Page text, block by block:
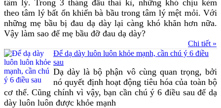
tâm lý. Trong 3 tháng đầu thai kì, những khó chịu kèm
theo tâm lý bất ổn khiến bà bầu trong tâm lý mệt mỏi. Với
những mẹ bầu bị đau dạ dày lại càng khó khăn hơn nữa.
Vậy làm sao để mẹ bầu đỡ đau dạ dày?
Chi tiết »
Để dạ dày luôn luôn khỏe mạnh, cần chú ý 6 điều
sau
Dạ dày là bộ phận vô cùng quan trọng, bởi
nó quyết định hoạt động tiêu hóa của toàn bộ
cơ thể. Cũng chính vì vậy, bạn cần chú ý 6 điều sau để dạ
dày luôn luôn được khỏe mạnh